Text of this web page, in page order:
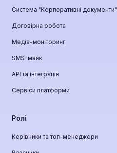
Система "Корпоративні документи"
Договірна робота
Медіа-моніторинг
SMS-маяк
API та інтеграція
Сервіси платформи
Ролі
Керівники та топ-менеджери